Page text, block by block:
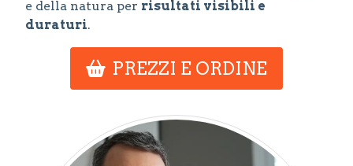
e della natura per risultati visibili e
duraturi.
PREZZI E ORDINE